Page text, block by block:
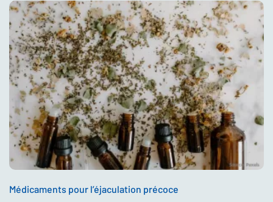
Médicaments pour l’éjaculation précoce